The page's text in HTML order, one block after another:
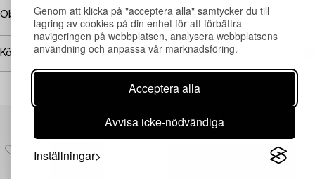
Genom att klicka på "acceptera alla" samtycker du till
lagring av cookies på din enhet för att förbättra
navigeringen på webbplatsen, analysera webbplatsens
användning och anpassa vår marknadsföring.
Acceptera alla
Avvisa icke-nödvändiga
Inställningar
Obetydligt ytslitage.
Köpinformation